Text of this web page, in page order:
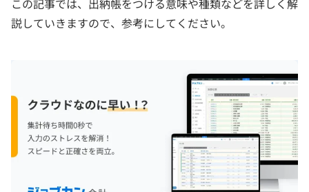
この記事では、出納帳をつける意味や種類などを詳しく解
説していきますので、参考にしてください。